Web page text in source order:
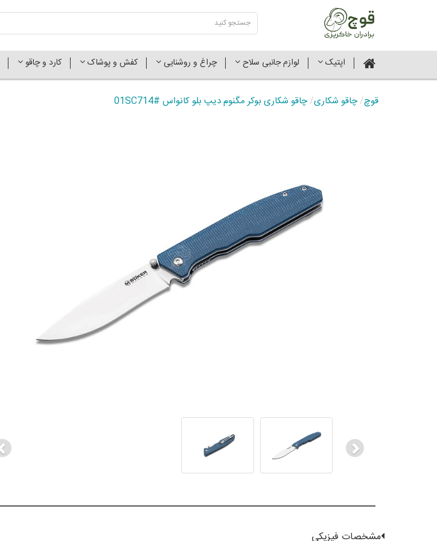
اپتیک لوازم جانبی سلاح چراغ و روشنایی کفش و پوشاک کارد و چاقو
قوچ/چاقو شکاری/چاقو شکاری بوکر مگنوم دیپ بلو کانواس #01SC714
مشخصات فیزیکی